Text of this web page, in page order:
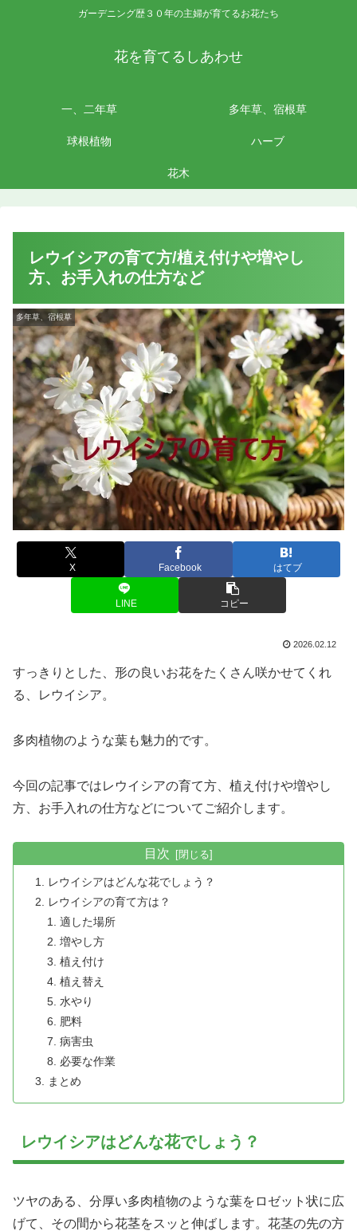
ガーデニング歴３０年の主婦が育てるお花たち
花を育てるしあわせ
一、二年草 多年草、宿根草
球根植物 ハーブ
花木
レウイシアの育て方/植え付けや増やし
方、お手入れの仕方など
多年草、宿根草
X Facebook はてブ
LINE コピー
2026.02.12
すっきりとした、形の良いお花をたくさん咲かせてくれ
る、レウイシア。
多肉植物のような葉も魅力的です。
今回の記事ではレウイシアの育て方、植え付けや増やし
方、お手入れの仕方などについてご紹介します。
目次
レウイシアはどんな花でしょう？
レウイシアの育て方は？
適した場所
増やし方
植え付け
植え替え
水やり
肥料
病害虫
必要な作業
まとめ
レウイシアはどんな花でしょう？
ツヤのある、分厚い多肉植物のような葉をロゼット状に広
げて、その間から花茎をスッと伸ばします。花茎の先の方